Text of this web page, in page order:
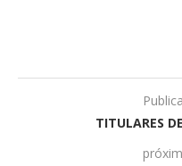
TITULARES